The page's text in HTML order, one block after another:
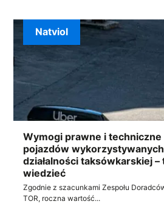
Wymogi prawne i techniczne
pojazdów
działalności taksówkarskiej
wiedzieć
Zgodnie z szacunkami Zespołu
TOR, roczna wartość...
Natviol